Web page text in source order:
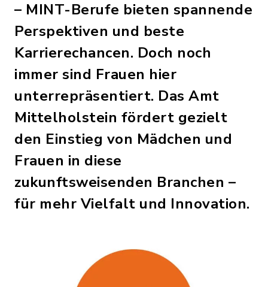
– MINT-Berufe bieten spannende
Perspektiven und beste
Karrierechancen. Doch noch
immer sind Frauen hier
unterrepräsentiert. Das Amt
Mittelholstein fördert gezielt
den Einstieg von Mädchen und
Frauen in diese
zukunftsweisenden Branchen –
für mehr Vielfalt und Innovation.